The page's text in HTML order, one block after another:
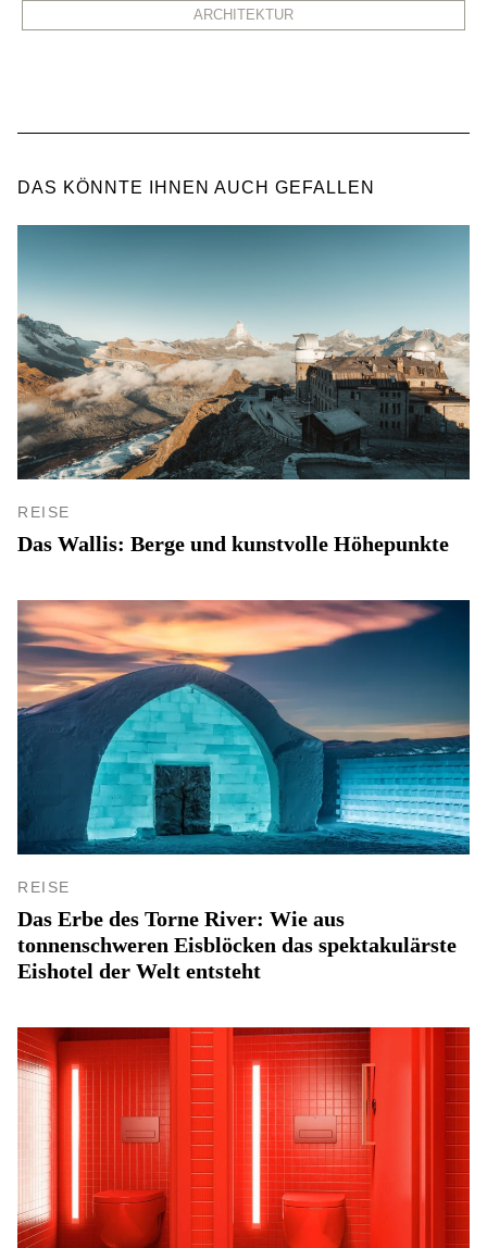
ARCHITEKTUR
DAS KÖNNTE IHNEN AUCH GEFALLEN
REISE
Das Wallis: Berge und kunstvolle Höhepunkte
REISE
Das Erbe des Torne River: Wie aus
tonnenschweren Eisblöcken das spektakulärste
Eishotel der Welt entsteht